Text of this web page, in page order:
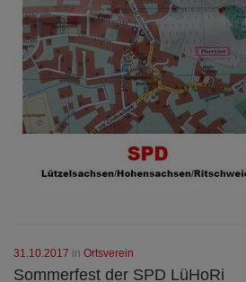
31.10.2017 in Ortsverein
Sommerfest der SPD LüHoRi